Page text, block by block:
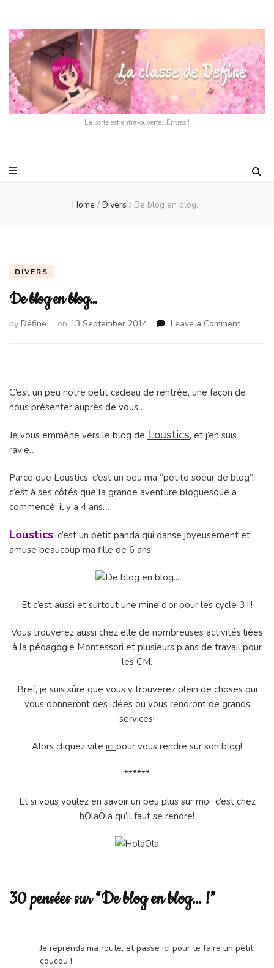
La porte est entre-ouverte…Entrez !
Home / Divers / De blog en blog…
DIVERS
De blog en blog…
by Défine on 13 September 2014 Leave a Commenton
C’est un peu notre petit cadeau de rentrée, une façon de
nous présenter auprès de vous…
Je vous emmène vers le blog de Loustics, et j’en suis
ravie…
Parce que Loustics, c’est un peu ma “petite soeur de blog”;
c’est à ses côtés que la grande aventure bloguesque a
commencé, il y a 4 ans…
Loustics, c’est un petit panda qui danse joyeusement et
amuse beaucoup ma fille de 6 ans!
Et c’est aussi et surtout une mine d’or pour les cycle 3 !!!
Vous trouverez aussi chez elle de nombreuses activités liées
à la pédagogie Montessori et plusieurs plans de travail pour
les CM.
Bref, je suis sûre que vous y trouverez plein de choses qui
vous donneront des idées ou vous rendront de grands
services!
Alors cliquez vite ici pour vous rendre sur son blog!
******
Et si vous voulez en savoir un peu plus sur moi, c’est chez
hOlaOla qu’il faut se rendre!
30 pensées sur “De blog en blog… !”
Je reprends ma route, et passe ici pour te faire un petit
coucou !